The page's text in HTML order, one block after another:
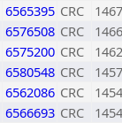
6565395 CRC
1467
6576508 CRC
1466
6575200 CRC
1462
6580548 CRC
1457
6562086 CRC
1454
6566693 CRC
1454